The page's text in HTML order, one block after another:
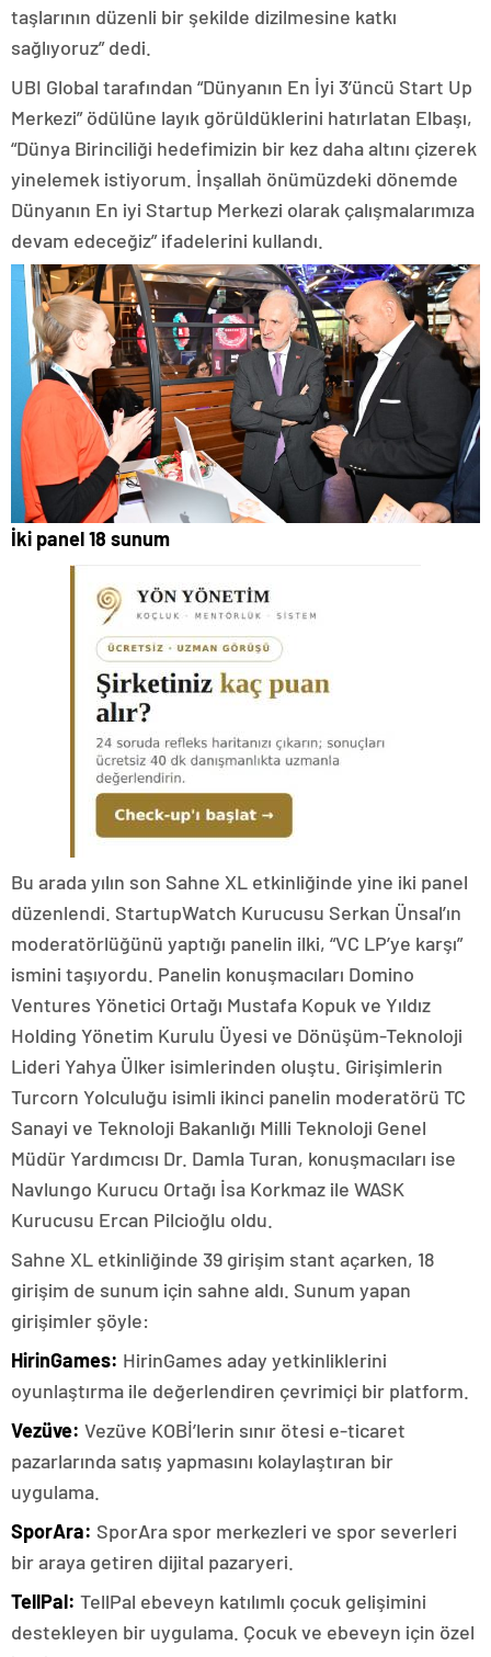
taşlarının düzenli bir şekilde dizilmesine katkı
sağlıyoruz” dedi.
UBI Global tarafından “Dünyanın En İyi 3’üncü Start Up
Merkezi” ödülüne layık görüldüklerini hatırlatan Elbaşı,
“Dünya Birinciliği hedefimizin bir kez daha altını çizerek
yinelemek istiyorum. İnşallah önümüzdeki dönemde
Dünyanın En iyi Startup Merkezi olarak çalışmalarımıza
devam edeceğiz” ifadelerini kullandı.
İki panel 18 sunum
Bu arada yılın son Sahne XL etkinliğinde yine iki panel
düzenlendi. StartupWatch Kurucusu Serkan Ünsal’ın
moderatörlüğünü yaptığı panelin ilki, “VC LP’ye karşı”
ismini taşıyordu. Panelin konuşmacıları Domino
Ventures Yönetici Ortağı Mustafa Kopuk ve Yıldız
Holding Yönetim Kurulu Üyesi ve Dönüşüm-Teknoloji
Lideri Yahya Ülker isimlerinden oluştu. Girişimlerin
Turcorn Yolculuğu isimli ikinci panelin moderatörü TC
Sanayi ve Teknoloji Bakanlığı Milli Teknoloji Genel
Müdür Yardımcısı Dr. Damla Turan, konuşmacıları ise
Navlungo Kurucu Ortağı İsa Korkmaz ile WASK
Kurucusu Ercan Pilcioğlu oldu.
Sahne XL etkinliğinde 39 girişim stant açarken, 18
girişim de sunum için sahne aldı. Sunum yapan
girişimler şöyle:
HirinGames: HirinGames aday yetkinliklerini
oyunlaştırma ile değerlendiren çevrimiçi bir platform.
Vezüve: Vezüve KOBİ’lerin sınır ötesi e-ticaret
pazarlarında satış yapmasını kolaylaştıran bir
uygulama.
SporAra: SporAra spor merkezleri ve spor severleri
bir araya getiren dijital pazaryeri.
TellPal: TellPal ebeveyn katılımlı çocuk gelişimini
destekleyen bir uygulama. Çocuk ve ebeveyn için özel